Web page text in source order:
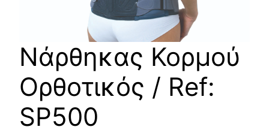
Νάρθηκας Κορμού
Ορθοτικός / Ref:
SP500